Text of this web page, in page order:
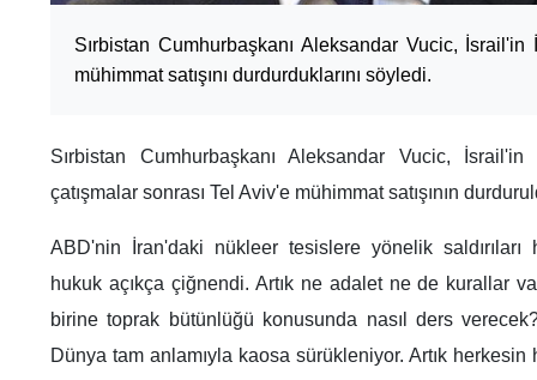
Sırbistan Cumhurbaşkanı Aleksandar Vucic, İsrail'in
mühimmat satışını durdurduklarını söyledi.
Sırbistan Cumhurbaşkanı Aleksandar Vucic, İsrail'in
çatışmalar sonrası Tel Aviv'e mühimmat satışının
ABD'nin İran'daki nükleer tesislere yönelik saldırıları
hukuk açıkça çiğnendi. Artık ne adalet ne de kurallar
birine toprak bütünlüğü konusunda nasıl ders
Dünya tam anlamıyla kaosa sürükleniyor. Artık herkesin